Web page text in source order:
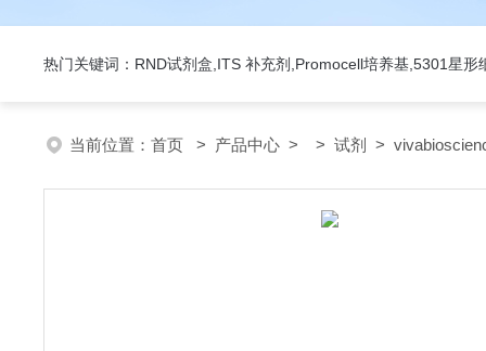
热门关键词：RND试剂盒,ITS 补充剂,Promocell培养基,5301星形
当前位置： 首页 > 产品中心 > > 试剂 >